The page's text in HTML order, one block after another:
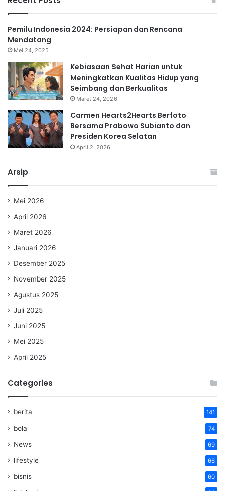
Pemilu Indonesia 2024: Persiapan dan Rencana
Mendatang
Mei 24, 2025
Kebiasaan Sehat Harian untuk
Meningkatkan Kualitas Hidup yang
Seimbang dan Berkualitas
Maret 24, 2026
Carmen Hearts2Hearts Berfoto
Bersama Prabowo Subianto dan
Presiden Korea Selatan
April 2, 2026
Arsip
Mei 2026
April 2026
Maret 2026
Januari 2026
Desember 2025
November 2025
Agustus 2025
Juli 2025
Juni 2025
Mei 2025
April 2025
Categories
berita 141
bola 74
News 69
lifestyle 66
bisnis 60